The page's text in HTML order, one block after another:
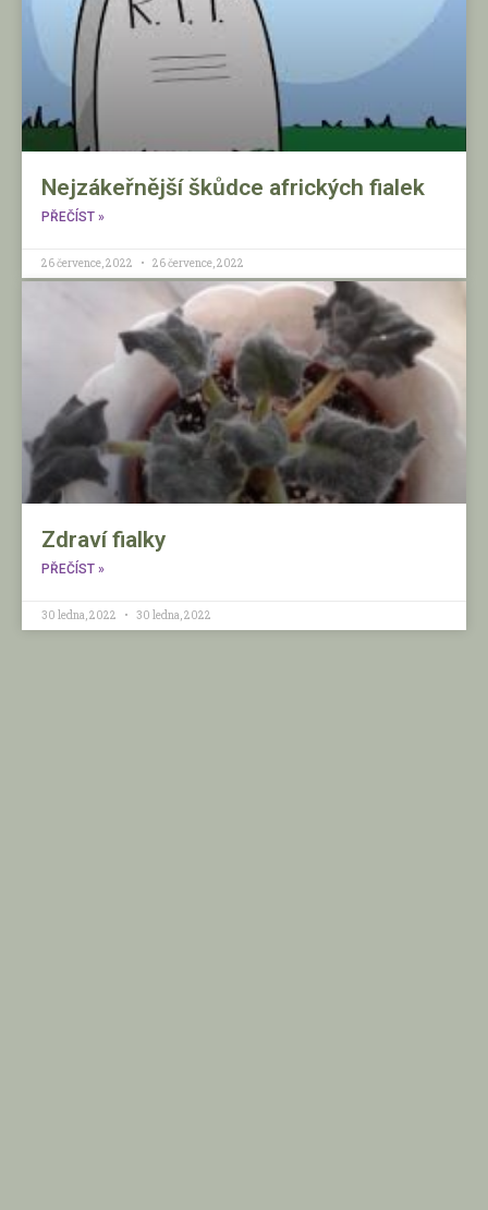
Nejzákeřnější škůdce afrických fialek
PŘEČÍST »
26 července, 2022 26 července, 2022
Zdraví fialky
PŘEČÍST »
30 ledna, 2022 30 ledna, 2022